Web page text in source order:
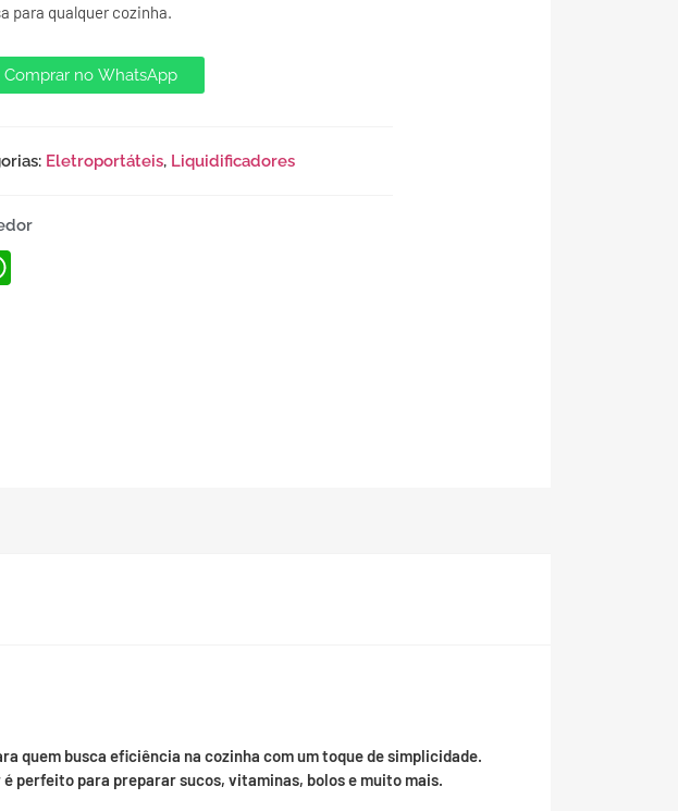
para qualquer cozinha.
Comprar no WhatsApp
Eletroportáteis, Liquidificadores
WhatsApp
quem busca eficiência na cozinha com um toque de simplicidade.
perfeito para preparar sucos, vitaminas, bolos e muito mais.